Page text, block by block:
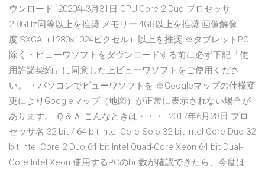
ウンロード. 2020年3月31日 CPU:Core 2 Duo プロセッサ
2.8GHz同等以上を推奨 メモリー:4GB以上を推奨 画像解像
度:SXGA（1280×1024ピクセル）以上を推奨 ※タブレットPC
除く・ビューワソフトをダウンロードする前に必ず下記「使
用許諾契約」に同意した上ビューワソフトをご使用くださ
い。 ・パソコンでビューワソフトを ※Googleマップの仕様変
更によりGoogleマップ（地図）が正常に表示されない場合が
あります。 Ｑ＆Ａ こんなときは・・・ 2017年6月28日 プロ
セッサ名 32 bit / 64 bit Intel Core Solo 32 bit Intel Core Duo 32
bit Intel Core 2 Duo 64 bit Intel Quad-Core Xeon 64 bit Dual-
Core Intel Xeon 使用するPCのbit数が確認できたら、今度は